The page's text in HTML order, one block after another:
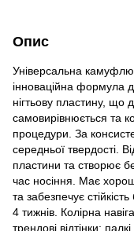
Опис
Універсальна
інноваційна формула
нігтьову пластину, що
самовирівнюється та
процедури. За
середньої твердості.
пластини та створює
час носіння. Має
та забезпечує
4 тижнів. Колірна
трендові відтінки: